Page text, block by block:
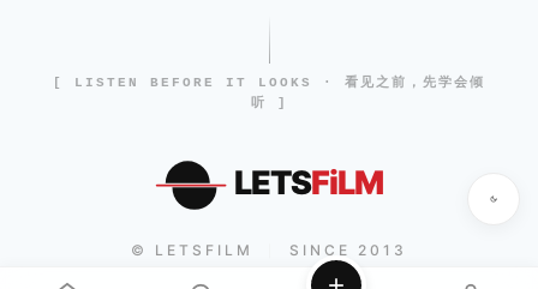
[ LISTEN BEFORE IT LOOKS · 看见之前，先学会倾
听 ]
LETSFiLM
© LETSFILM SINCE 2013